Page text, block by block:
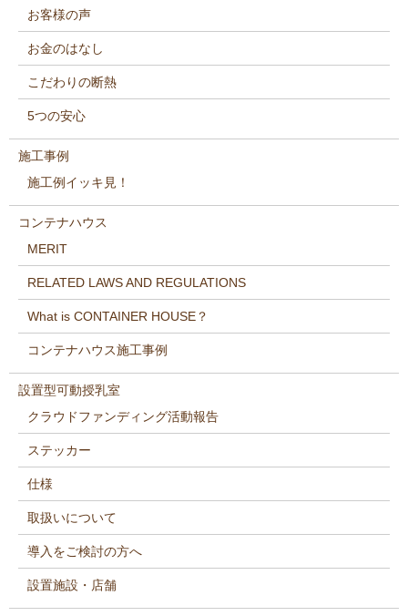
お客様の声
お金のはなし
こだわりの断熱
5つの安心
施工事例
施工例イッキ見！
コンテナハウス
MERIT
RELATED LAWS AND REGULATIONS
What is CONTAINER HOUSE？
コンテナハウス施工事例
設置型可動授乳室
クラウドファンディング活動報告
ステッカー
仕様
取扱いについて
導入をご検討の方へ
設置施設・店舗